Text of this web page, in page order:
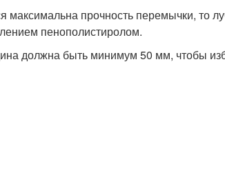
прочность перемычки, то
пенополистиролом.
должна быть минимум 50 мм, чтобы